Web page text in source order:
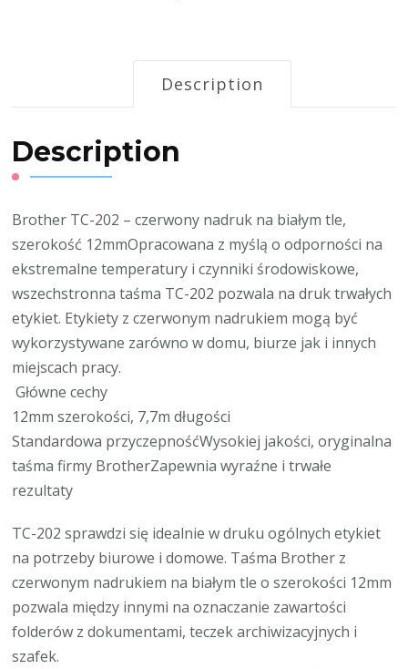
Description
Description
Brother TC-202 – czerwony nadruk na białym tle,
szerokość 12mmOpracowana z myślą o odporności na
ekstremalne temperatury i czynniki środowiskowe,
wszechstronna taśma TC-202 pozwala na druk trwałych
etykiet. Etykiety z czerwonym nadrukiem mogą być
wykorzystywane zarówno w domu, biurze jak i innych
miejscach pracy.
Główne cechy
12mm szerokości, 7,7m długości
Standardowa przyczepnośćWysokiej jakości, oryginalna
taśma firmy BrotherZapewnia wyraźne i trwałe
rezultaty
TC-202 sprawdzi się idealnie w druku ogólnych etykiet
na potrzeby biurowe i domowe. Taśma Brother z
czerwonym nadrukiem na białym tle o szerokości 12mm
pozwala między innymi na oznaczanie zawartości
folderów z dokumentami, teczek archiwizacyjnych i
szafek.